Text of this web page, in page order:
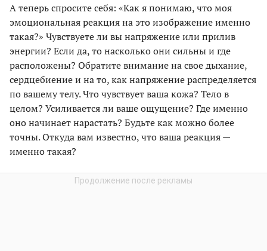
А теперь спросите себя: «Как я понимаю, что моя
эмоциональная реакция на это изображение именно
такая?» Чувствуете ли вы напряжение или прилив
энергии? Если да, то насколько они сильны и где
расположены? Обратите внимание на свое дыхание,
сердцебиение и на то, как напряжение распределяется
по вашему телу. Что чувствует ваша кожа? Тело в
целом? Усиливается ли ваше ощущение? Где именно
оно начинает нарастать? Будьте как можно более
точны. Откуда вам известно, что ваша реакция —
именно такая?